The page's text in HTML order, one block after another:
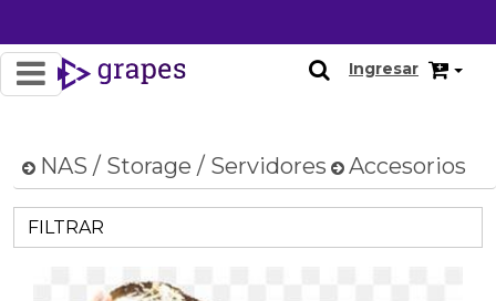
Ingresar
NAS / Storage / Servidores Accesorios
FILTRAR